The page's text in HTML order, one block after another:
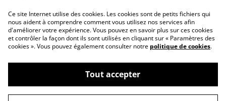
Politique de
confidentialité
Politique de cookies
©2026Rouenvuautrement
Ce site Internet utilise des cookies. Les cookies sont de petits fichiers qui
nous aident à comprendre comment vous utilisez nos services afin
d'améliorer votre expérience. Vous pouvez en savoir plus sur ces cookies
et contrôler la façon dont ils sont utilisés en cliquant sur « Paramètres des
cookies ». Vous pouvez également consulter notre politique de cookies.
Tout accepter